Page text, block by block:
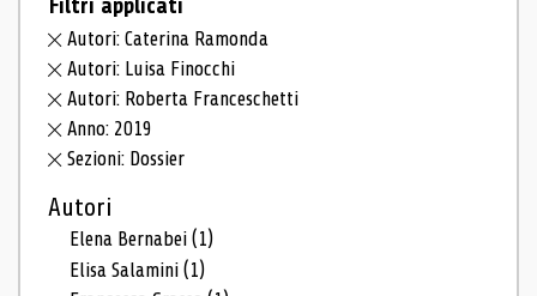
Filtri applicati
Autori: Caterina Ramonda
Autori: Luisa Finocchi
Autori: Roberta Franceschetti
Anno: 2019
Sezioni: Dossier
Autori
Elena Bernabei(1)
Elisa Salamini(1)